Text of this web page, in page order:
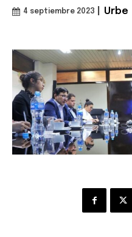
4 septiembre 2023 Urbe